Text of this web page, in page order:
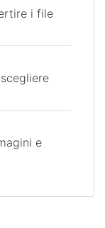
i file
e